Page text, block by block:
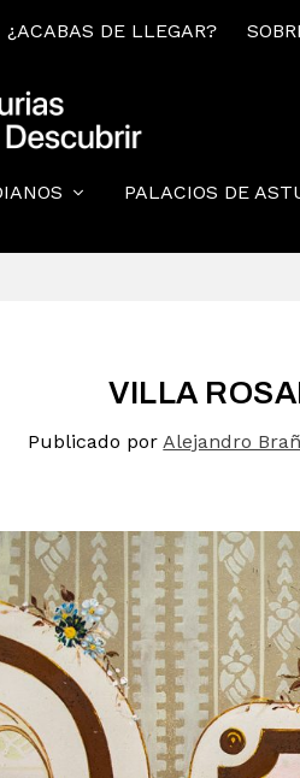
¿ACABAS DE LLEGAR?
PALACIOS DE
VILLA
Publicado porAlejandro